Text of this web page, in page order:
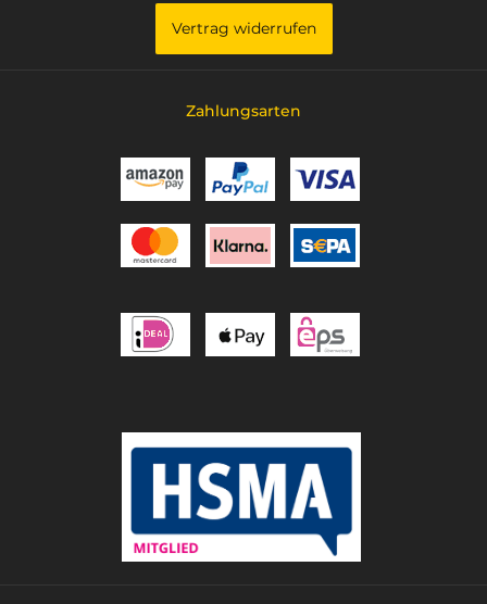
Vertrag widerrufen
Zahlungsarten